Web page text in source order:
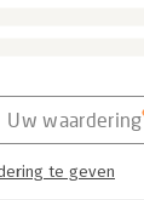
Uw waardering
te geven